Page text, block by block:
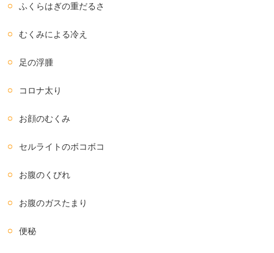
ふくらはぎの重だるさ
むくみによる冷え
足の浮腫
コロナ太り
お顔のむくみ
セルライトのボコボコ
お腹のくびれ
お腹のガスたまり
便秘